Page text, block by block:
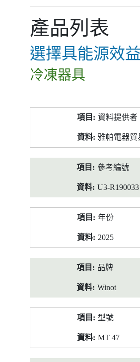
產品列表
選擇具能源效
冷凍器具
料
資料提供者
雅帕電器貿
參考編號
U3-R190033
年份
2025
品牌
Winot
型號
MT 47